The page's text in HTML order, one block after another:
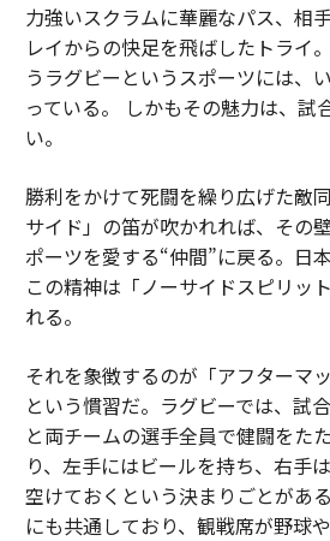
力強いスクラムに華麗なパス、相
レイからの快足を飛ばしたトライ
うラグビーというスポーツには、
っている。 しかもその魅力は、試
い。
勝利をかけて死闘を繰り広げた敵
サイド」の笛が吹かれれば、その
ポーツを愛する“仲間”に戻る。日
この精神は「ノーサイドスピリッ
れる。
それを象徴するのが「アフターマ
という慣習だ。ラグビーでは、試
と両チームの選手全員で健闘をた
り、左手にはビールを持ち、右手
空けておくという決まりごとがあ
にも共通しており、観戦席が野球